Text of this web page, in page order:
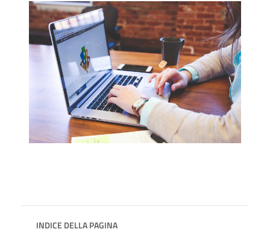
INDICE DELLA PAGINA